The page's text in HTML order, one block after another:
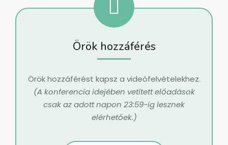
Örök hozzáférés
Örök hozzáférést kapsz a videófelvételekhez.
(A konferencia idejében vetített előadások
csak az adott napon 23:59-ig lesznek
elérhetőek.)